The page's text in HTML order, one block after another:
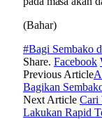
(Bahar)
#Bagi Sembako
Share. Facebook
Previous Article
Bagikan
Next Article Cari
Lakukan Rapid